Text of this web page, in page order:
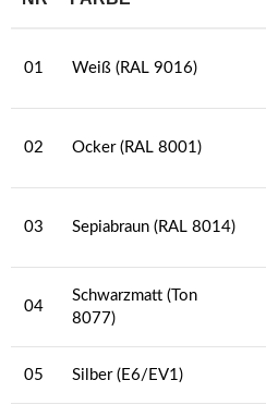
01 Weiß (RAL 9016)
02 Ocker (RAL 8001)
03 Sepiabraun (RAL 8014)
04
Schwarzmatt (Ton
8077)
05 Silber (E6/EV1)